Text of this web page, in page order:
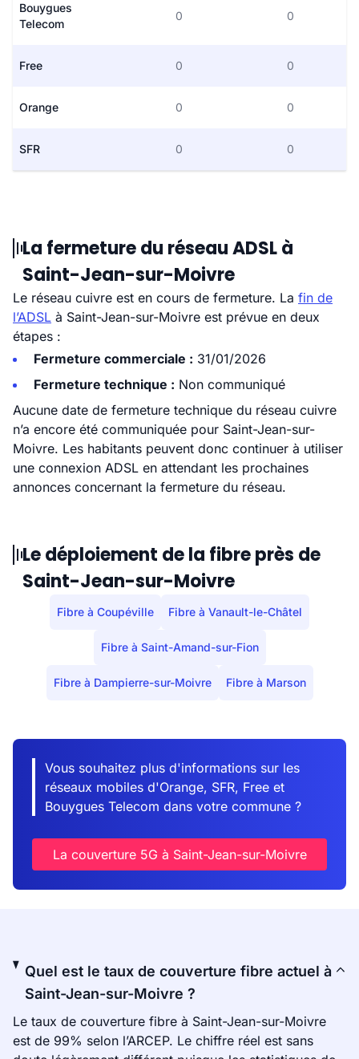
Bouygues
Telecom
0 0
Free 0 0
Orange 0 0
SFR 0 0
La fermeture du réseau ADSL à
Saint-Jean-sur-Moivre
Le réseau cuivre est en cours de fermeture. La fin de
l’ADSL à Saint-Jean-sur-Moivre est prévue en deux
étapes :
Fermeture commerciale : 31/01/2026
Fermeture technique : Non communiqué
Aucune date de fermeture technique du réseau cuivre
n’a encore été communiquée pour Saint-Jean-sur-
Moivre. Les habitants peuvent donc continuer à utiliser
une connexion ADSL en attendant les prochaines
annonces concernant la fermeture du réseau.
Le déploiement de la fibre près de
Saint-Jean-sur-Moivre
Fibre à Coupéville Fibre à Vanault-le-Châtel
Fibre à Saint-Amand-sur-Fion
Fibre à Dampierre-sur-Moivre Fibre à Marson
Vous souhaitez plus d'informations sur les
réseaux mobiles d'Orange, SFR, Free et
Bouygues Telecom dans votre commune ?
La couverture 5G à Saint-Jean-sur-Moivre
Quel est le taux de couverture fibre actuel à
Saint-Jean-sur-Moivre ?
Le taux de couverture fibre à Saint-Jean-sur-Moivre
est de 99% selon l’ARCEP. Le chiffre réel est sans